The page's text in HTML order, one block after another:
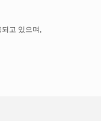
고 있으며,